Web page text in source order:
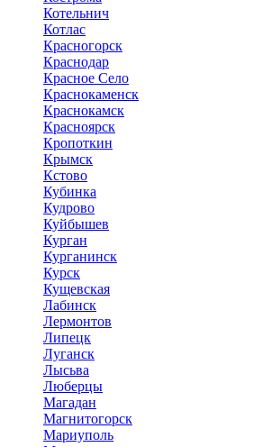
Котельнич
Котлас
Красногорск
Краснодар
Красное Село
Краснокаменск
Краснокамск
Красноярск
Кропоткин
Крымск
Кстово
Кубинка
Кудрово
Куйбышев
Курган
Курганинск
Курск
Кущевская
Лабинск
Лермонтов
Липецк
Луганск
Лысьва
Люберцы
Магадан
Магнитогорск
Мариуполь